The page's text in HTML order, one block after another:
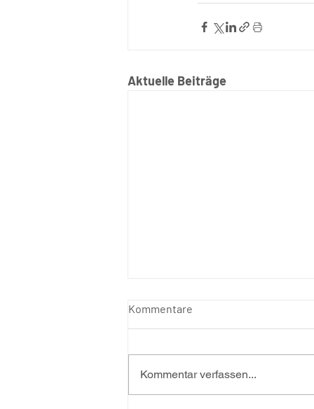
Aktuelle Beiträge
Kommentare
Kommentar verfassen...